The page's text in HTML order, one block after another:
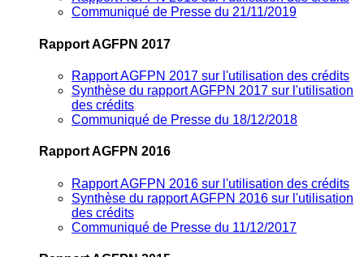
Communiqué de Presse du 21/11/2019
Rapport AGFPN 2017
Rapport AGFPN 2017 sur l'utilisation des crédits
Synthèse du rapport AGFPN 2017 sur l'utilisation
des crédits
Communiqué de Presse du 18/12/2018
Rapport AGFPN 2016
Rapport AGFPN 2016 sur l'utilisation des crédits
Synthèse du rapport AGFPN 2016 sur l'utilisation
des crédits
Communiqué de Presse du 11/12/2017